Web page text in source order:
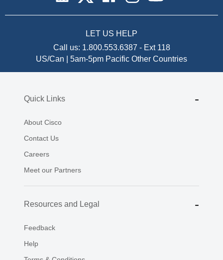
LET US HELP
Call us: 1.800.553.6387 - Ext 118
US/Can | 5am-5pm Pacific Other Countries